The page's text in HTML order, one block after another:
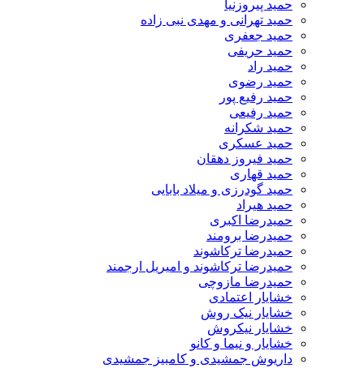
حمید پیروزنیا
حمید تهرانی و مهدی نبی زاده
حمید جعفری
حمید حریفی
حمید راد
حمید رضوی
حمید رفیع پور
حمید رفیعی
حمید شکرانه
حمید عسکری
حمید فیروز دهقان
حمید قهاری
حمید گودرزی و میلاد بابایی
حمید هیراد
حمیدرضا اکبری
حمیدرضا برومند
حمیدرضا ترکاشوند
حمیدرضا ترکاشوند و امیریل ارجمند
حمیدرضا مازوچی
خشایار اعتمادی
خشایار نیک روش
خشایار نیکروش
خشایار و نیما و کانو
داریوش جمشیدی و کامبیز جمشیدی